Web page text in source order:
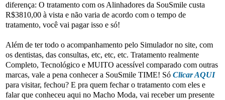
diferença: O tratamento com os Alinhadores da SouSmile custa
R$3810,00 à vista e não varia de acordo com o tempo de
tratamento, você vai pagar isso e só!
Além de ter todo o acompanhamento pelo Simulador no site, com
os dentistas, das consultas, etc, etc, etc. Tratamento realmente
Completo, Tecnológico e MUITO acessível comparado com outras
marcas, vale a pena conhecer a SouSmile TIME! Só Clicar AQUI
para visitar, fechou? E pra quem fechar o tratamento com eles e
falar que conheceu aqui no Macho Moda, vai receber um presente